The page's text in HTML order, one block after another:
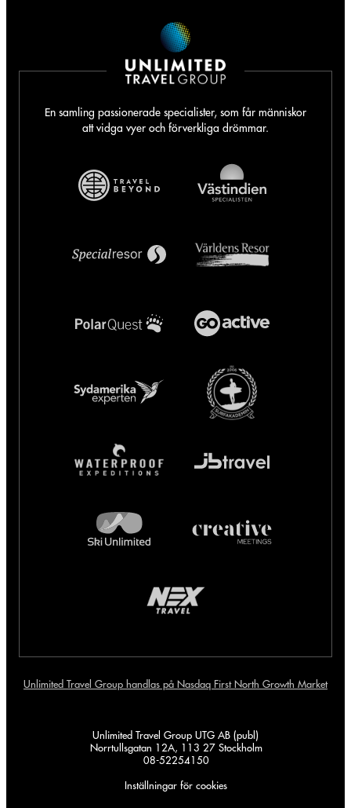
En samling passionerade specialister, som får människor
att vidga vyer och förverkliga drömmar.
Unlimited Travel Group handlas på Nasdaq First North Growth Market
Unlimited Travel Group UTG AB (publ)
Norrtullsgatan 12A, 113 27 Stockholm
08-52254150
Inställningar för cookies